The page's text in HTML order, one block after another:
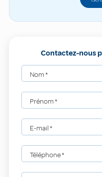
Contactez-nous
Nom*
Prénom*
E-mail*
Téléphone*